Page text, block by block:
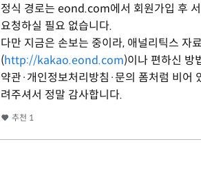
정식 경로는 eond.com에서 회원가입 후
요청하실 필요 없습니다.
다만 지금은 손보는 중이라, 애널리틱스 자
(http://kakao.eond.com)이나 편하신 방
약관·개인정보처리방침·문의 폼처럼 비어
려주셔서 정말 감사합니다.
추천 1